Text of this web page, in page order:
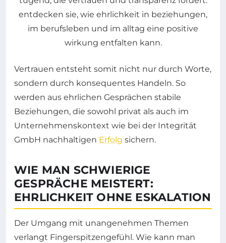
Vertrauen entsteht somit nicht nur durch Worte,
sondern durch konsequentes Handeln. So
werden aus ehrlichen Gesprächen stabile
Beziehungen, die sowohl privat als auch im
Unternehmenskontext wie bei der Integrität
GmbH nachhaltigen Erfolg sichern.
WIE MAN SCHWIERIGE
GESPRÄCHE MEISTERT:
EHRLICHKEIT OHNE ESKALATION
Der Umgang mit unangenehmen Themen
verlangt Fingerspitzengefühl. Wie kann man